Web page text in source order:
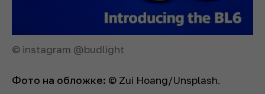
© instagram @budlight
Фото на обложке: © Zui Hoang/Unsplash.